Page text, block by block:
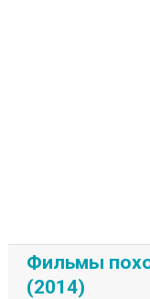
Фильмы
(2014)